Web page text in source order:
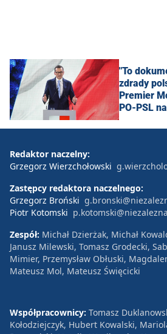
"To
zdrady
Premier
PO-PSL
Redaktor naczelny:
Grzegorz Wierzchołowski
Zastępcy redaktora naczelnego:
Grzegorz Broński
Piotr Kotomski
Zespół: Michał Dzierżak, Michał
Janusz Milewski, Tomasz Grodecki,
Mimier, Przemysław Obłuski,
Mateusz Mol, Mateusz Święcicki
Współpracownicy: Tomasz
Kołodziejczyk, Hubert Kowalski,